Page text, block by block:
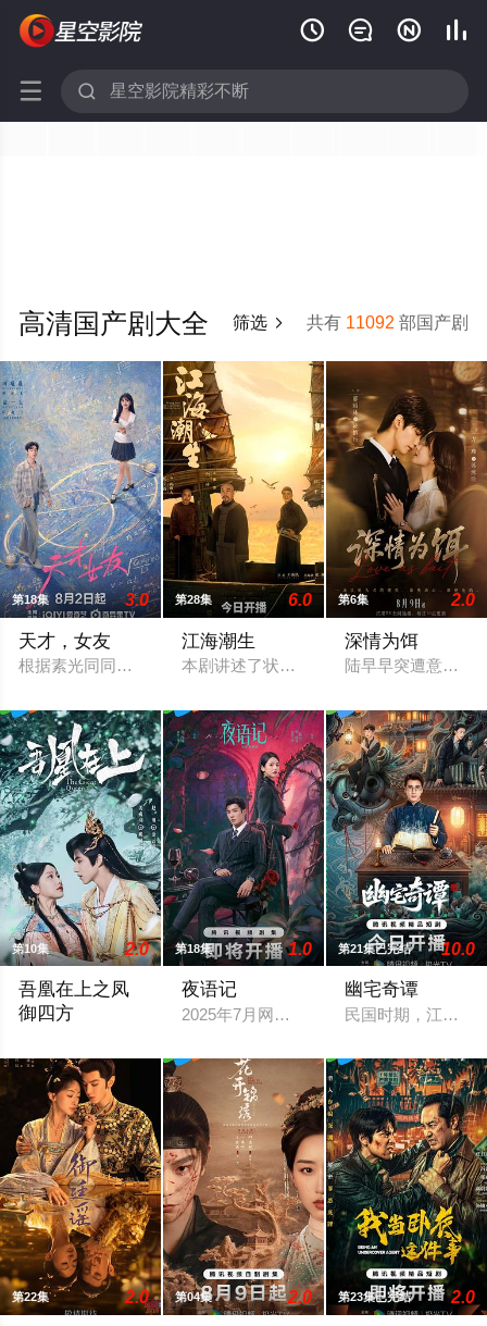
   
 
共有 11092 部国产剧
高清国产剧大全 筛选 
第18集 3.0
天才，女友
根据素光同同名小说改编。江逾白长大以后，林知夏忽然对他说
第28集 6.0
江海潮生
本剧讲述了状元实业家张謇创办大生企业
第6集 2.0
深情为饵
陆早早突遭意外，
第10集 2.0
吾凰在上之凤
御四方
第18集 1.0
夜语记
2025年7月网络剧备案当代 都市 海南越酷
第21集已完结 10.0
幽宅奇谭
民国时期，江淮与
第22集 2.0 第04集 2.0 第23集已完结 2.0